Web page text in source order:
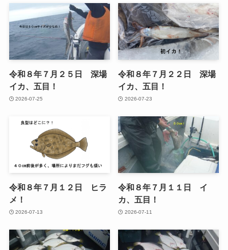
令和８年７月２５日 深場
イカ、五目！
2026-07-25
令和８年７月２２日 深場
イカ、五目！
2026-07-23
令和８年７月１２日 ヒラ
メ！
2026-07-13
令和８年７月１１日 イ
カ、五目！
2026-07-11